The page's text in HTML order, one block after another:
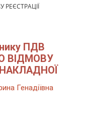
ПДВ
ВІДМОВУ
Генадіївна